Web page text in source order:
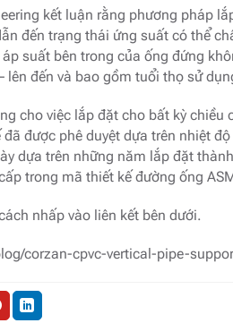
kết luận rằng phương pháp
đến trạng thái ứng suất có thể
suất bên trong của ống đứng
lên đến và bao gồm tuổi thọ sử
cho việc lắp đặt cho bất kỳ
được phê duyệt dựa trên nhiệt
dựa trên những năm lắp đặt
trong mã thiết kế đường ống
nhấp vào liên kết bên dưới.
corzan-cpvc-vertical-pipe-